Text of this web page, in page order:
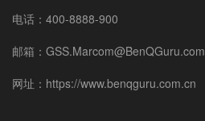
电话：400-8888-900
邮箱：GSS.Marcom@BenQGuru.com
网址：https://www.benqguru.com.cn